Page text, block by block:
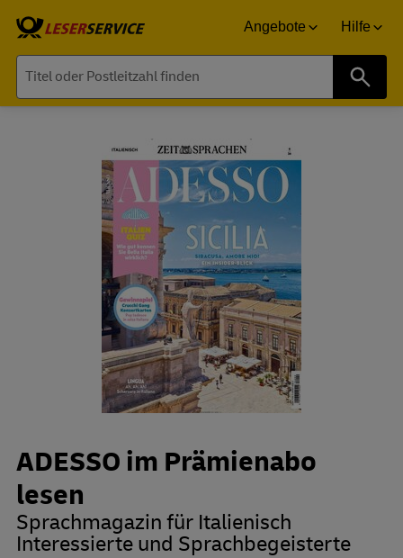
Angebote Hilfe
ADESSO im Prämienabo
lesen
Sprachmagazin für Italienisch
Interessierte und Sprachbegeisterte